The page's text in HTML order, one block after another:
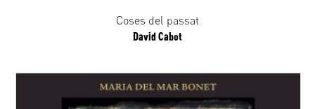
Coses del passat
David Cabot